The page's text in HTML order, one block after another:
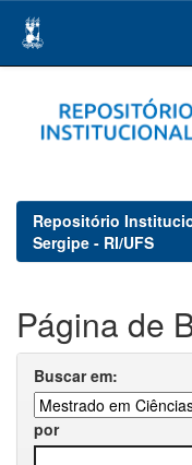
navigation
Repositório
Sergipe - RI/UFS
Página de
Buscar em:
por